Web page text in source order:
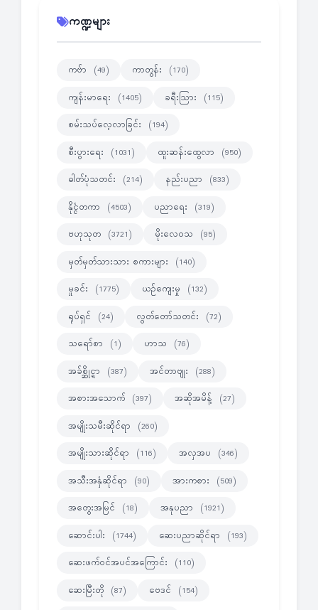
ကဏ္ဍများ
ကဗ်ာ (49) ကာတွန်း (170)
ကျန်းမာရေး (1405) ခရီးသြား (115)
စမ်းသပ်လေ့လာခြင်း (194)
စီးပွားရေး (1031) ထူးဆန်းထွေလာ (950)
ဓါတ်ပုံသတင်း (214) နည်းပညာ (833)
နိုင္ငံတကာ (4503) ပညာရေး (319)
ဗဟုသုတ (3721) မိုးလေဝသ (95)
မှတ်မှတ်သားသား စကားများ (140)
မှုခင်း (1775) ယဉ်ကျေးမှု (132)
ရုပ်ရှင် (24) လွတ်တော်သတင်း (72)
သရော်စာ (1) ဟာသ (76)
အခ်စ္ဆိုင္ရာ (387) အင်တာဗျုး (288)
အစားအသောက် (397) အဆိုအမိန့် (27)
အမျိုးသမီးဆိုင်ရာ (260)
အမျိုးသားဆိုင်ရာ (116) အလှအပ (346)
အသီးအနှံဆိုင်ရာ (90) အားကစား (509)
အတွေးအမြင် (18) အနုပညာ (1921)
ဆောင်းပါး (1744) ဆေးပညာဆိုင်ရာ (193)
ဆေးဖက်ဝင်အပင်အကြောင်း (110)
ဆေးမြီးတို (87) ဗေဒင် (154)